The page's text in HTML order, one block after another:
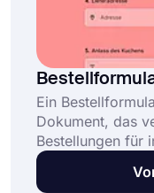
Ein
Dokument, das
Bestellungen für
Bäcker sind,